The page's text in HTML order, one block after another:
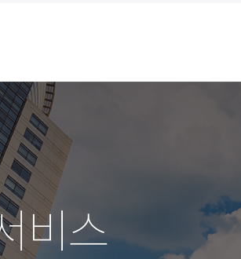
비스